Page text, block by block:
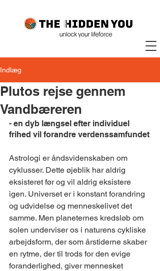
Indlæg
Plutos rejse gennem
Vandbæreren
- en dyb længsel efter individuel
frihed vil forandre verdenssamfundet
Astrologi er åndsvidenskaben om
cyklusser. Dette øjeblik har aldrig
eksisteret før og vil aldrig eksistere
igen. Universet er i konstant forandring
og udvidelse og menneskelivet det
samme. Men planeternes kredsløb om
solen underviser os i naturens cykliske
arbejdsform, der som årstiderne skaber
en rytme, der til trods for den evige
foranderlighed, giver mennesket